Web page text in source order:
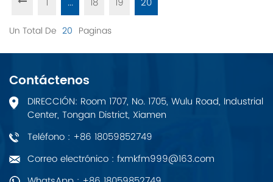
Un Total De 20 Paginas
Contáctenos
DIRECCIÓN: Room 1707, No. 1705, Wulu Road, Industrial
Center, Tongan District, Xiamen
Teléfono : +86 18059852749
Correo electrónico : fxmkfm999@163.com